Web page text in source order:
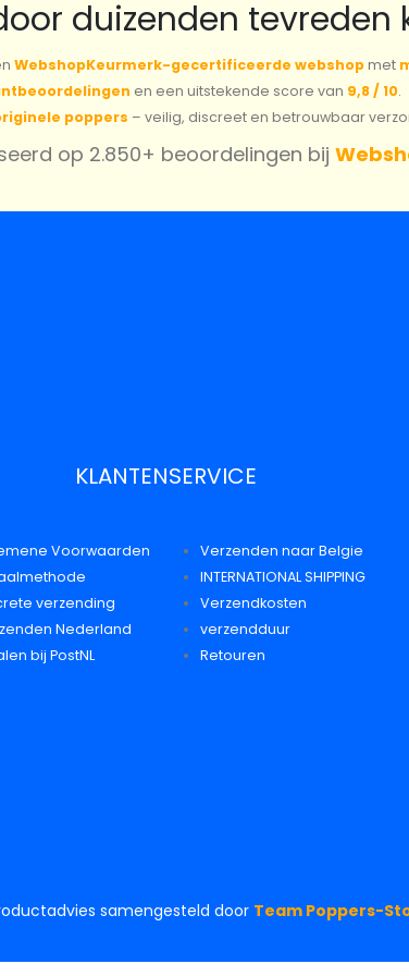
duizenden tevreden
WebshopKeurmerk-gecertificeerde webshopmet
en een uitstekende score van 9,8 / 10.
poppers – veilig, discreet en betrouwbaar
op 2.850+ beoordelingen bij
KLANTENSERVICE
Voorwaarden
verzending
Nederland
bij PostNL
Verzenden naar Belgie
INTERNATIONAL SHIPPING
Verzendkosten
verzendduur
Retouren
samengesteld door Team Poppers-